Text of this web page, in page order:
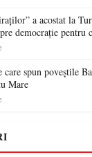
a acostat la
democrație pentru
spun poveștile
Mare